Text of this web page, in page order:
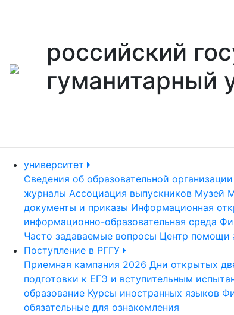
российский
гуманитарный
университет
Сведения об образовательной организации
журналы Ассоциация выпускников Музей
документы и приказы Информационная
информационно-образовательная среда
Часто задаваемые вопросы Центр
Поступление в РГГУ
Приемная кампания 2026 Дни открытых
подготовки к ЕГЭ и вступительным
образование Курсы иностранных языков
обязательные для ознакомления